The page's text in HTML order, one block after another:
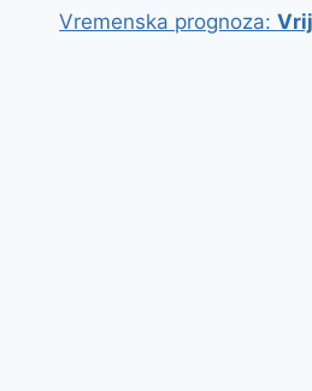
Vremenska prognoza: